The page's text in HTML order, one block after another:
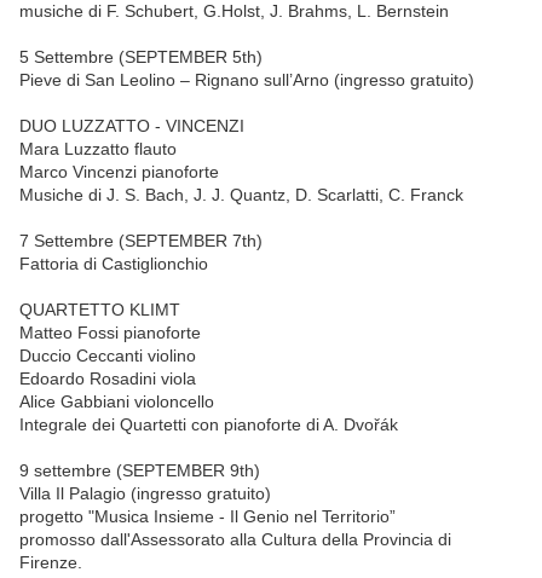
musiche di F. Schubert, G.Holst, J. Brahms, L. Bernstein
5 Settembre (SEPTEMBER 5th)
Pieve di San Leolino – Rignano sull’Arno (ingresso gratuito)
DUO LUZZATTO - VINCENZI
Mara Luzzatto flauto
Marco Vincenzi pianoforte
Musiche di J. S. Bach, J. J. Quantz, D. Scarlatti, C. Franck
7 Settembre (SEPTEMBER 7th)
Fattoria di Castiglionchio
QUARTETTO KLIMT
Matteo Fossi pianoforte
Duccio Ceccanti violino
Edoardo Rosadini viola
Alice Gabbiani violoncello
Integrale dei Quartetti con pianoforte di A. Dvořák
9 settembre (SEPTEMBER 9th)
Villa Il Palagio (ingresso gratuito)
progetto "Musica Insieme - Il Genio nel Territorio”
promosso dall'Assessorato alla Cultura della Provincia di
Firenze.